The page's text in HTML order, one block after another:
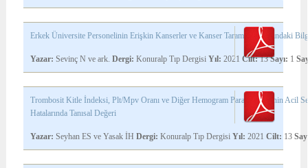
Erkek Üniversite Personelinin Erişkin Kanserler ve Kanser Taraması Hakkındaki
Yazar: Sevinç N ve ark. Dergi: Konuralp Tıp Dergisi Yıl: 2021 Cilt:13Sayı: 1
Trombosit Kitle İndeksi, Plt/Mpv Oranı ve Diğer Hemogram Parametrelerinin Acil
Hatalarında Tanısal Değeri
Yazar: Seyhan ES ve Yasak İH Dergi: Konuralp Tıp Dergisi Yıl: 2021 Cilt: 13